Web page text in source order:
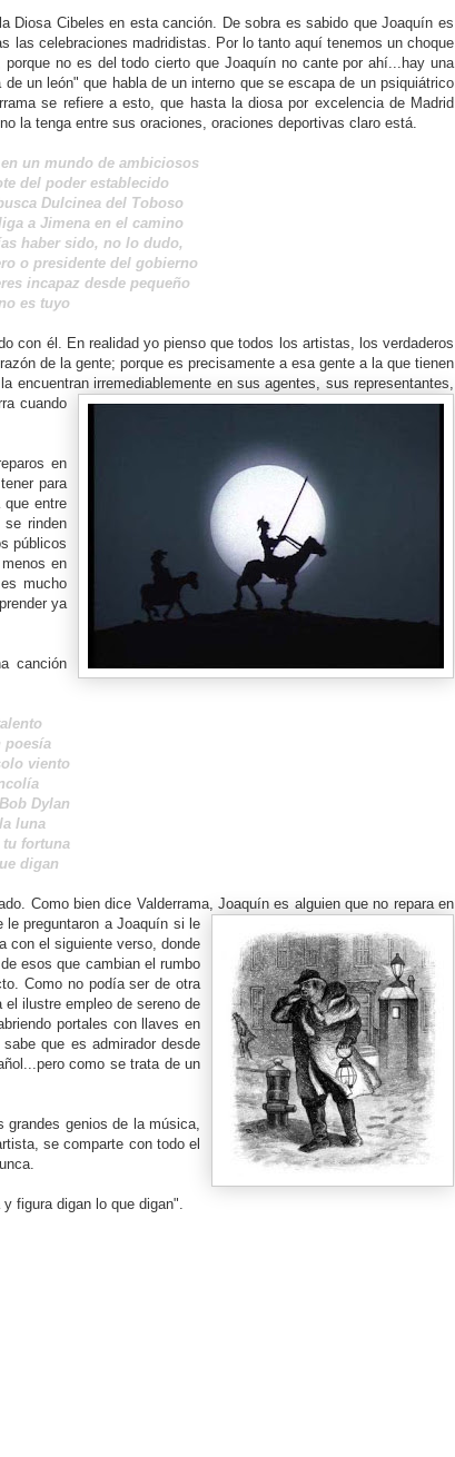
Diosa Cibeles en esta canción. De sobra es sabido que Joaquín es
las celebraciones madridistas. Por lo tanto aquí tenemos un choque
no es del todo cierto que Joaquín no cante por ahí...hay una
un león" que habla de un interno que se escapa de un psiquiátrico
se refiere a esto, que hasta la diosa por excelencia de Madrid
la tenga entre sus oraciones, oraciones deportivas claro está.
un mundo de ambiciosos
del poder establecido
Dulcinea del Toboso
a Jimena en el camino
haber sido, no lo dudo,
o presidente del gobierno
incapaz desde pequeño
es tuyo
con él. En realidad yo pienso que todos los artistas, los verdaderos
de la gente; porque es precisamente a esa gente a la que tienen
encuentran irremediablemente en sus agentes, sus representantes,
cuando
en
para
que entre
se rinden
públicos
en
mucho
ya
canción
poesía
viento
Dylan
luna
tu fortuna
digan
Como bien dice Valderrama, Joaquín es alguien que no repara en
preguntaron a Joaquín si le
con el siguiente verso, donde
esos que cambian el rumbo
Como no podía ser de otra
ilustre empleo de sereno de
portales con llaves en
que es admirador desde
como se trata de un
grandes genios de la música,
se comparte con todo el
figura digan lo que digan".